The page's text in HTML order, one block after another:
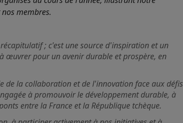
membres.
; c'est une source d'inspiration et un
œuvrer pour un avenir durable et prospère, en
de la collaboration et de l'innovation face aux défis
à promouvoir le développement durable, à
entre la France et la République tchèque.